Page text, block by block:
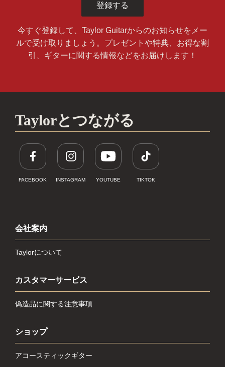
登録する
今すぐ登録して、Taylor Guitarからのお知らせをメー
ルで受け取りましょう。プレゼントや特典、お得な割
引、ギターに関する情報などをお届けします！
Taylorとつながる
FACEBOOK INSTAGRAM YOUTUBE TIKTOK
会社案内
Taylorについて
カスタマーサービス
偽造品に関する注意事項
ショップ
アコースティックギター